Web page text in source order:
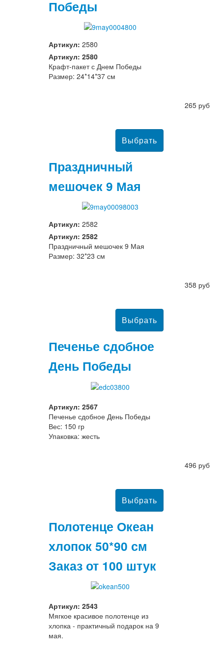
Победы
Артикул: 2580
Артикул: 2580
Крафт-пакет с Днем Победы
Размер: 24*14*37 см
265 руб
Праздничный
мешочек 9 Мая
Артикул: 2582
Артикул: 2582
Праздничный мешочек 9 Мая
Размер: 32*23 см
358 руб
Печенье сдобное
День Победы
Артикул: 2567
Печенье сдобное День Победы
Вес: 150 гр
Упаковка: жесть
496 руб
Полотенце Океан
хлопок 50*90 см
Заказ от 100 штук
Артикул: 2543
Мягкое красивое полотенце из
хлопка - практичный подарок на 9
мая.